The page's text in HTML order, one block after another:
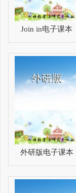
Join in电子课本
外研版电子课本